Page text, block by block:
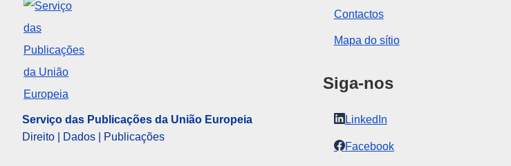
Serviço das Publicações da União Europeia
Direito | Dados | Publicações
Contactos
Mapa do sítio
Siga-nos
LinkedIn
Facebook